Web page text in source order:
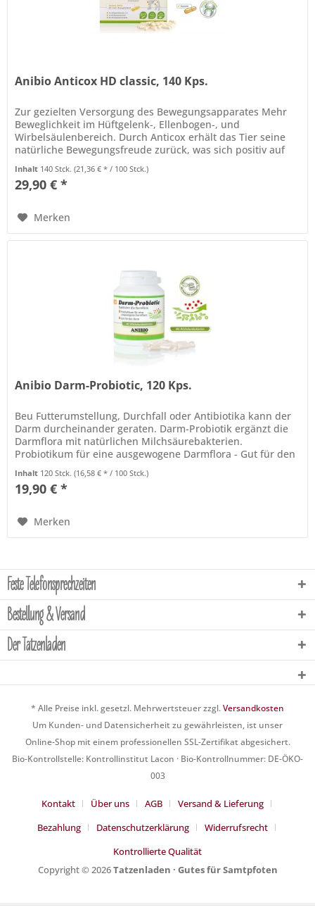
Anibio Anticox HD classic, 140 Kps.
Zur gezielten Versorgung des Bewegungsapparates Mehr
Beweglichkeit im Hüftgelenk-, Ellenbogen-, und
Wirbelsäulenbereich. Durch Anticox erhält das Tier seine
natürliche Bewegungsfreude zurück, was sich positiv auf
Inhalt 140 Stck.(21,36 € * / 100 Stck.)
29,90 € *
Merken
Anibio Darm-Probiotic, 120 Kps.
Beu Futterumstellung, Durchfall oder Antibiotika kann der
Darm durcheinander geraten. Darm-Probiotik ergänzt die
Darmflora mit natürlichen Milchsäurebakterien.
Probiotikum für eine ausgewogene Darmflora - Gut für den
Inhalt 120 Stck.(16,58 € * / 100 Stck.)
19,90 € *
Merken
Feste Telefonsprechzeiten
Bestellung & Versand
Der Tatzenladen
* Alle Preise inkl. gesetzl. Mehrwertsteuer zzgl.Versandkosten
Um Kunden- und Datensicherheit zu gewährleisten, ist unser
Online-Shop mit einem professionellen SSL-Zertifikat abgesichert.
Bio-Kontrollstelle: Kontrollinstitut Lacon · Bio-Kontrollnummer: DE-ÖKO-
003
Kontakt Über uns AGB
Versand & Lieferung
Bezahlung
Datenschutzerklärung
Widerrufsrecht
Kontrollierte Qualität
Copyright © 2026Tatzenladen · Gutes für Samtpfoten